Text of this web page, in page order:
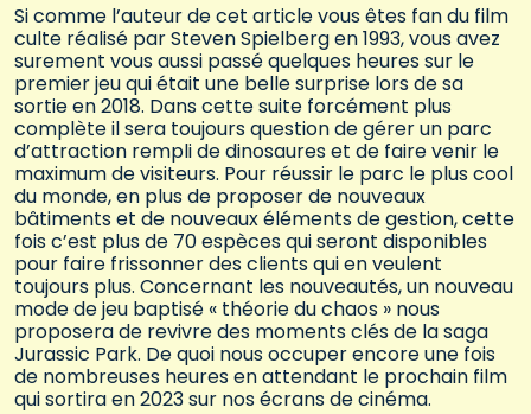
Si comme l’auteur de cet article vous êtes fan du film
culte réalisé par Steven Spielberg en 1993, vous avez
surement vous aussi passé quelques heures sur le
premier jeu qui était une belle surprise lors de sa
sortie en 2018. Dans cette suite forcément plus
complète il sera toujours question de gérer un parc
d’attraction rempli de dinosaures et de faire venir le
maximum de visiteurs. Pour réussir le parc le plus cool
du monde, en plus de proposer de nouveaux
bâtiments et de nouveaux éléments de gestion, cette
fois c’est plus de 70 espèces qui seront disponibles
pour faire frissonner des clients qui en veulent
toujours plus. Concernant les nouveautés, un nouveau
mode de jeu baptisé « théorie du chaos » nous
proposera de revivre des moments clés de la saga
Jurassic Park. De quoi nous occuper encore une fois
de nombreuses heures en attendant le prochain film
qui sortira en 2023 sur nos écrans de cinéma.